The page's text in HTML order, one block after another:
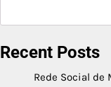
Recent Posts
Rede Social de